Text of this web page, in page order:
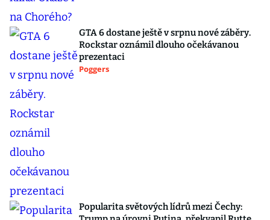
GTA 6 dostane ještě v srpnu nové záběry.
Rockstar oznámil dlouho očekávanou
prezentaci
Poggers
Popularita světových lídrů mezi Čechy: